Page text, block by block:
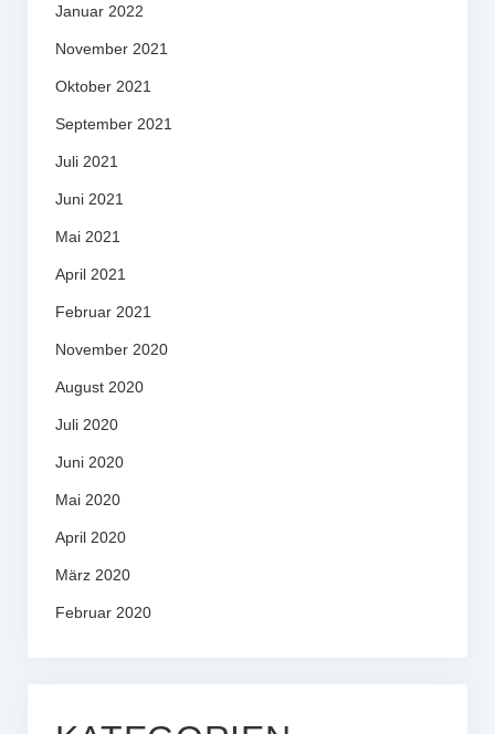
Januar 2022
November 2021
Oktober 2021
September 2021
Juli 2021
Juni 2021
Mai 2021
April 2021
Februar 2021
November 2020
August 2020
Juli 2020
Juni 2020
Mai 2020
April 2020
März 2020
Februar 2020